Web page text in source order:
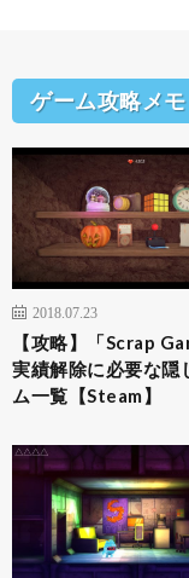
ゲーム攻略メモ
2018.07.23
【攻略】「Scrap
実績解除に必要な隠
ム一覧【Steam】